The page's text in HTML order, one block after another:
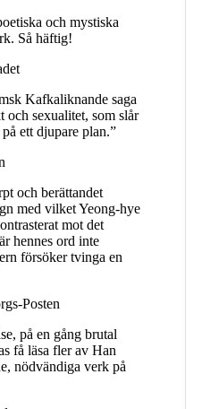
och mystiska
Så häftig!
Kafkaliknande saga
sexualitet, som slår
ett djupare plan.”
och berättandet
med vilket Yeong-hye
mot det
hennes ord inte
försöker tvinga en
Posten
på en gång brutal
få läsa fler av Han
nödvändiga verk på